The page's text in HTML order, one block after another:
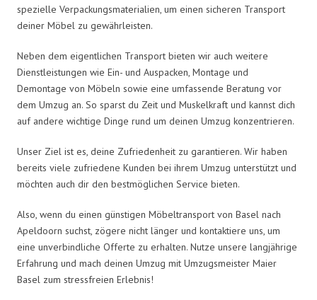
spezielle Verpackungsmaterialien, um einen sicheren Transport
deiner Möbel zu gewährleisten.
Neben dem eigentlichen Transport bieten wir auch weitere
Dienstleistungen wie Ein- und Auspacken, Montage und
Demontage von Möbeln sowie eine umfassende Beratung vor
dem Umzug an. So sparst du Zeit und Muskelkraft und kannst dich
auf andere wichtige Dinge rund um deinen Umzug konzentrieren.
Unser Ziel ist es, deine Zufriedenheit zu garantieren. Wir haben
bereits viele zufriedene Kunden bei ihrem Umzug unterstützt und
möchten auch dir den bestmöglichen Service bieten.
Also, wenn du einen günstigen Möbeltransport von Basel nach
Apeldoorn suchst, zögere nicht länger und kontaktiere uns, um
eine unverbindliche Offerte zu erhalten. Nutze unsere langjährige
Erfahrung und mach deinen Umzug mit Umzugsmeister Maier
Basel zum stressfreien Erlebnis!